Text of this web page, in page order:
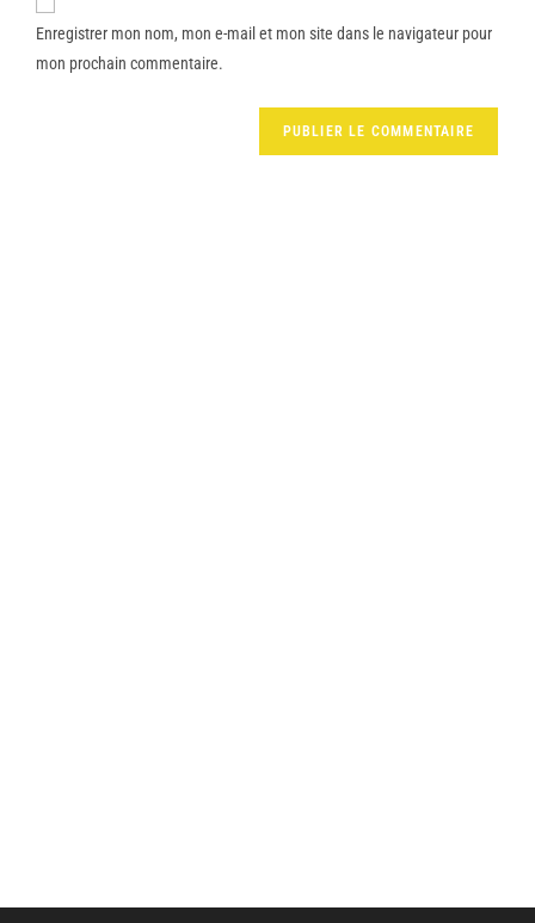
Enregistrer mon nom, mon e-mail et mon site dans le navigateur pour
mon prochain commentaire.